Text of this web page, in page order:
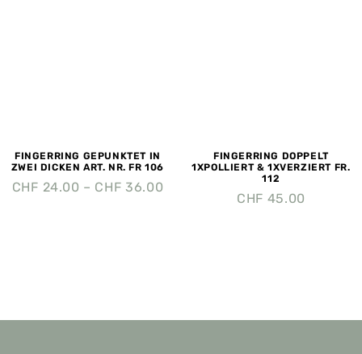
FINGERRING GEPUNKTET IN
ZWEI DICKEN ART. NR. FR 106
CHF 24.00 – CHF 36.00
FINGERRING DOPPELT
1XPOLLIERT & 1XVERZIERT FR.
112
CHF 45.00